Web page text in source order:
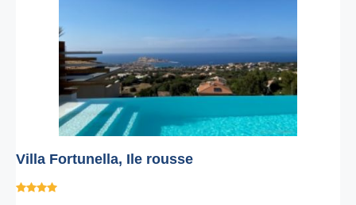
Villa Fortunella, Ile rousse